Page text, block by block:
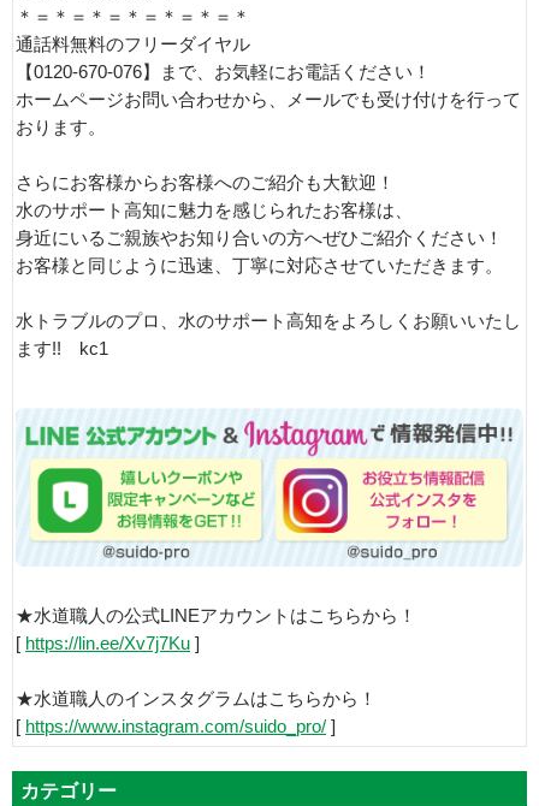
＊＝＊＝＊＝＊＝＊＝＊＝＊
通話料無料のフリーダイヤル
【0120-670-076】まで、お気軽にお電話ください！
ホームページお問い合わせから、メールでも受け付けを行って
おります。
さらにお客様からお客様へのご紹介も大歓迎！
水のサポート高知に魅力を感じられたお客様は、
身近にいるご親族やお知り合いの方へぜひご紹介ください！
お客様と同じように迅速、丁寧に対応させていただきます。
水トラブルのプロ、水のサポート高知をよろしくお願いいたし
ます!! kc1
★水道職人の公式LINEアカウントはこちらから！
[ https://lin.ee/Xv7j7Ku ]
★水道職人のインスタグラムはこちらから！
[ https://www.instagram.com/suido_pro/ ]
カテゴリー